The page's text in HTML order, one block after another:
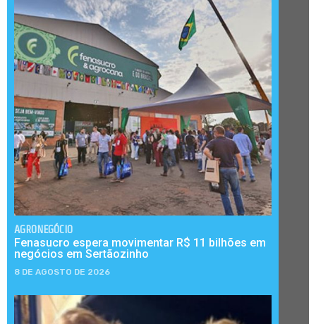
AGRONEGÓCIO
Fenasucro espera movimentar R$ 11 bilhões em
negócios em Sertãozinho
8 DE AGOSTO DE 2026